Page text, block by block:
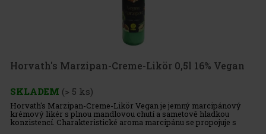
Horvath's Marzipan-Creme-Likör 0,5l 16% Vegan
SKLADEM (> 5 ks)
Horvath's Marzipan-Creme-Likör Vegan je jemný marcipánový
krémový likér s plnou mandlovou chutí a sametově hladkou
konzistencí. Charakteristické aroma marcipánu se propojuje s
rostlinným krémovým základem a vytváří elegantní, dezertně